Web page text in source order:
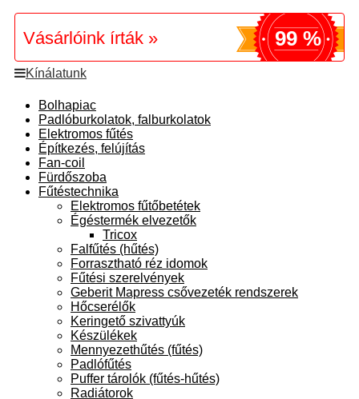
Vásárlóink írták » 99 %
Kínálatunk
Bolhapiac
Padlóburkolatok, falburkolatok
Elektromos fűtés
Építkezés, felújítás
Fan-coil
Fürdőszoba
Fűtéstechnika
Elektromos fűtőbetétek
Égéstermék elvezetők
Tricox
Falfűtés (hűtés)
Forrasztható réz idomok
Fűtési szerelvények
Geberit Mapress csővezeték rendszerek
Hőcserélők
Keringető szivattyúk
Készülékek
Mennyezethűtés (fűtés)
Padlófűtés
Puffer tárolók (fűtés-hűtés)
Radiátorok